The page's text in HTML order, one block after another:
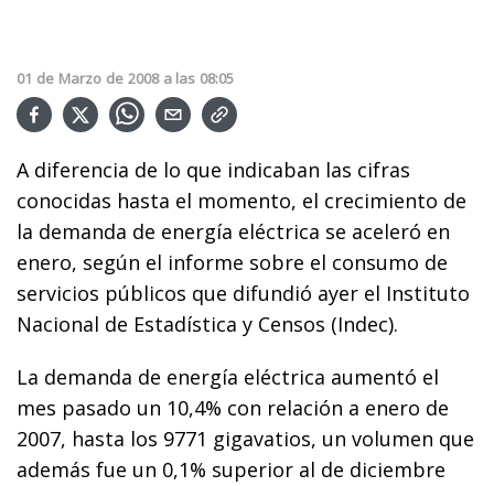
01 de Marzo de 2008 a las 08:05
A diferencia de lo que indicaban las cifras
conocidas hasta el momento, el crecimiento de
la demanda de energía eléctrica se aceleró en
enero, según el informe sobre el consumo de
servicios públicos que difundió ayer el Instituto
Nacional de Estadística y Censos (Indec).
La demanda de energía eléctrica aumentó el
mes pasado un 10,4% con relación a enero de
2007, hasta los 9771 gigavatios, un volumen que
además fue un 0,1% superior al de diciembre